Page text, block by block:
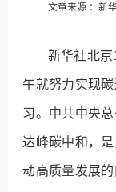
文章来源 ： 新
新华社北京1
午就努力实现
习。中共中央
达峰碳中和，
动高质量发展